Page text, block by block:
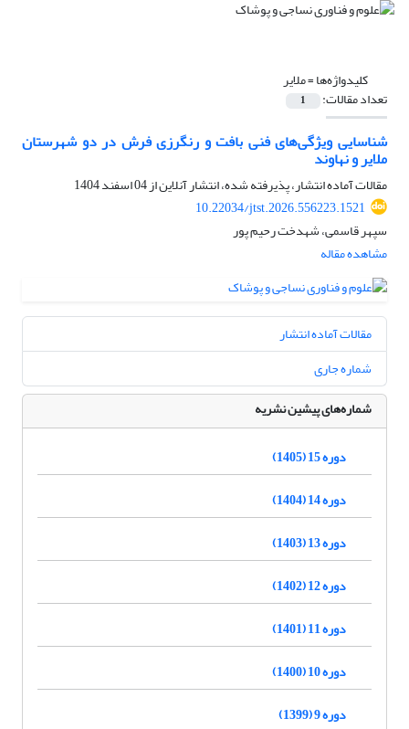
کلیدواژه‌ها =ملایر
تعداد مقالات: 1
شناسایی ویژگی‌های فنی بافت و رنگرزی فرش در دو شهرستان
ملایر و نهاوند
مقالات آماده انتشار، پذیرفته شده، انتشار آنلاین از04 اسفند 1404
10.22034/jtst.2026.556223.1521
سپهر قاسمی، شهدخت رحیم پور
مشاهده مقاله
مقالات آماده انتشار
شماره جاری
شماره‌های پیشین نشریه
دوره 15 (1405)
دوره 14 (1404)
دوره 13 (1403)
دوره 12 (1402)
دوره 11 (1401)
دوره 10 (1400)
دوره 9 (1399)